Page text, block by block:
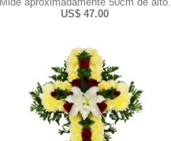
US$ 47.00